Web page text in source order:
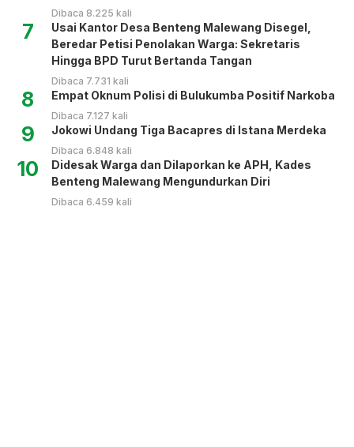
Dibaca 8.225 kali
7
Usai Kantor Desa Benteng Malewang Disegel,
Beredar Petisi Penolakan Warga: Sekretaris
Hingga BPD Turut Bertanda Tangan
Dibaca 7.731 kali
8 Empat Oknum Polisi di Bulukumba Positif Narkoba
Dibaca 7.127 kali
9 Jokowi Undang Tiga Bacapres di Istana Merdeka
Dibaca 6.848 kali
10
Didesak Warga dan Dilaporkan ke APH, Kades
Benteng Malewang Mengundurkan Diri
Dibaca 6.459 kali